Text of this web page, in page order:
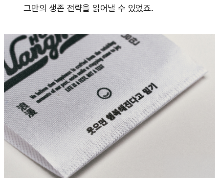
그만의 생존 전략을 읽어낼 수 있었죠.